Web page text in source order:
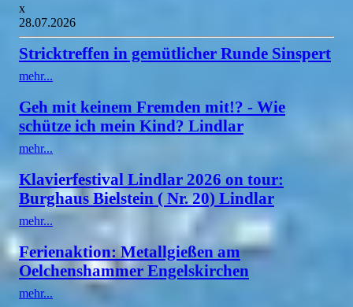
x
28.07.2026
Stricktreffen in gemütlicher Runde Sinspert
mehr...
Geh mit keinem Fremden mit!? - Wie
schütze ich mein Kind? Lindlar
mehr...
Klavierfestival Lindlar 2026 on tour:
Burghaus Bielstein ( Nr. 20) Lindlar
mehr...
Ferienaktion: Metallgießen am
Oelchenshammer Engelskirchen
mehr...